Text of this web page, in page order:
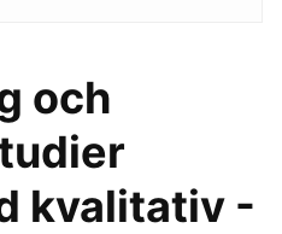
och
kvalitativ -